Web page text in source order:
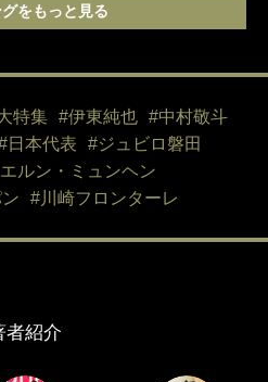
をもっと見る
特集 #伊東純也
#中村敬斗
日本代表
#ジュビロ磐田
ルン・ミュンヘン
#川崎フロンターレ
者紹介